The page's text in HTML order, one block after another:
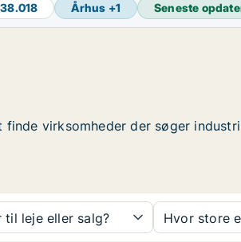
38.018 Århus +1 Seneste
virksomheder der søger
til leje eller salg? Hvor store